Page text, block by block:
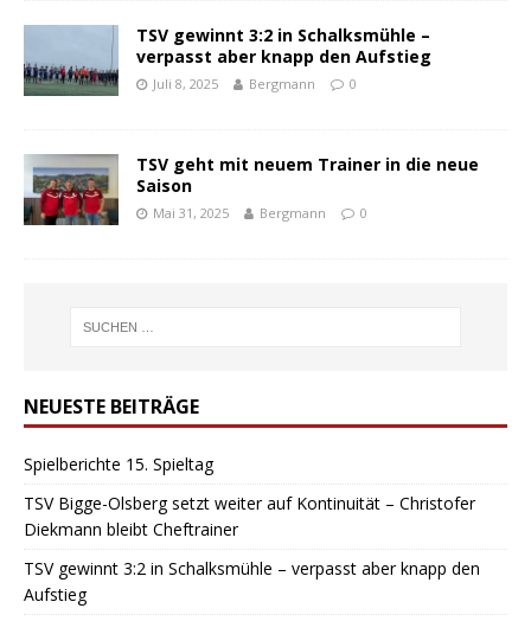
TSV gewinnt 3:2 in Schalksmühle –
verpasst aber knapp den Aufstieg
Juli 8, 2025 Bergmann 0
TSV geht mit neuem Trainer in die neue
Saison
Mai 31, 2025 Bergmann 0
NEUESTE BEITRÄGE
Spielberichte 15. Spieltag
TSV Bigge-Olsberg setzt weiter auf Kontinuität – Christofer
Diekmann bleibt Cheftrainer
TSV gewinnt 3:2 in Schalksmühle – verpasst aber knapp den
Aufstieg